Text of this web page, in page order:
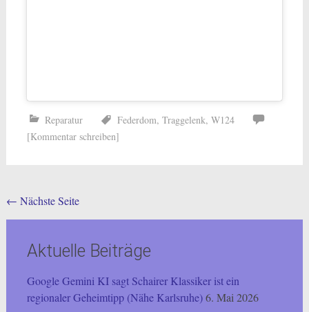
Reparatur Federdom, Traggelenk, W124
[Kommentar schreiben]
Posts
← Nächste Seite
Aktuelle Beiträge
Google Gemini KI sagt Schairer Klassiker ist ein
regionaler Geheimtipp (Nähe Karlsruhe)6. Mai 2026